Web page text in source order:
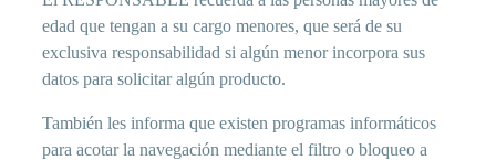
edad que tengan a su cargo menores, que será de su
exclusiva responsabilidad si algún menor incorpora sus
datos para solicitar algún producto.
También les informa que existen programas informáticos
para acotar la navegación mediante el filtro o bloqueo a